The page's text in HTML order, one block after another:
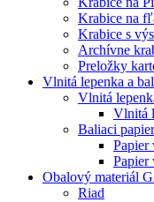
Krabice na
Krabice s
Archívne
Preložky
Vlnitá lepenka a
Vlnitá
Vlnitá
Baliaci papier
Papier
Papier
Obalový materiál
Riad